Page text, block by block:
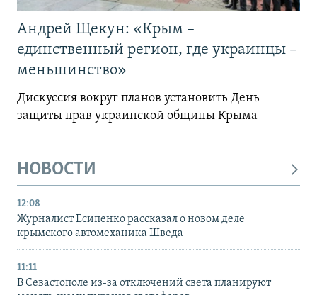
Андрей Щекун: «Крым –
единственный регион, где украинцы –
меньшинство»
Дискуссия вокруг планов установить День
защиты прав украинской общины Крыма
НОВОСТИ
12:08
Журналист Есипенко рассказал о новом деле
крымского автомеханика Шведа
11:11
В Севастополе из-за отключений света планируют